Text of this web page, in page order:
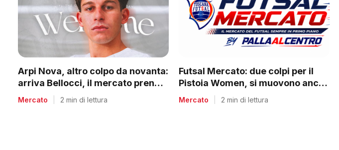
Arpi Nova, altro colpo da novanta:
arriva Bellocci, il mercato prende
quota
Mercato 2 min di lettura
Futsal Mercato: due colpi per il
Pistoia Women, si muovono anche
tanti club del regionale
Mercato 2 min di lettura